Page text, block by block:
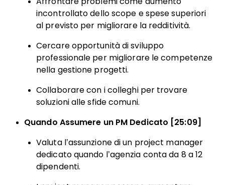
incontrollato dello scope e spese superiori
al previsto per migliorare la redditività.
Cercare opportunità di sviluppo
professionale per migliorare le competenze
nella gestione progetti.
Collaborare con i colleghi per trovare
soluzioni alle sfide comuni.
Quando Assumere un PM Dedicato [25:09]
Valuta l’assunzione di un project manager
dedicato quando l’agenzia conta da 8 a 12
dipendenti.